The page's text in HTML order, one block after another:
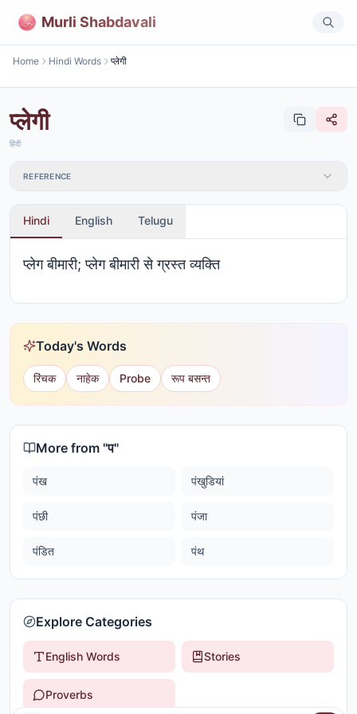
Murli Shabdavali
Home Hindi Words प्लेगी
प्लेगी
हिंदी
REFERENCE
Hindi English Telugu
प्लेग बीमारी; प्लेग बीमारी से ग्रस्त व्यक्ति
Today's Words
रिंचक नाहेक Probe रूप बसन्त
More from "प"
पंख पंखुडियां
पंछी पंजा
पंडित पंथ
Explore Categories
English Words Stories
Proverbs